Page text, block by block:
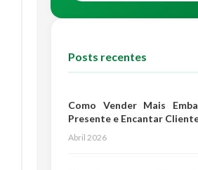
Posts recentes
Como Vender Mais
Presente e Encantar
Abril 2026